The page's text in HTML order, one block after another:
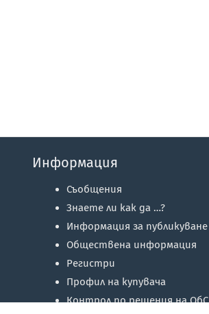
Информация
Съобщения
Знаете ли как да …?
Информация за публикуване
Обществена информация
Регистри
Профил на купувача
Контрол по решения на ОбС